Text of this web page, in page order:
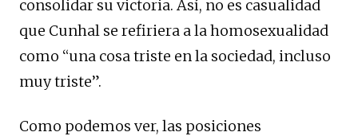
consolidar su victoria. Así, no es casualidad
que Cunhal se refiriera a la homosexualidad
como “una cosa triste en la sociedad, incluso
muy triste”.
Como podemos ver, las posiciones